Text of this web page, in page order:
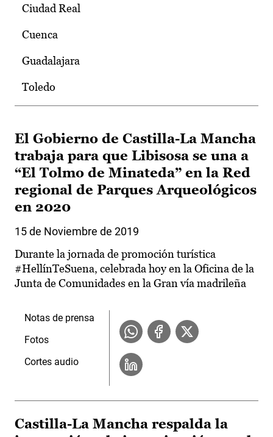
Ciudad Real
Cuenca
Guadalajara
Toledo
El Gobierno de Castilla-La Mancha
trabaja para que Libisosa se una a
“El Tolmo de Minateda” en la Red
regional de Parques Arqueológicos
en 2020
15 de Noviembre de 2019
Durante la jornada de promoción turística
#HellínTeSuena, celebrada hoy en la Oficina de la
Junta de Comunidades en la Gran vía madrileña
Notas de prensa
Fotos
Cortes audio
Castilla-La Mancha respalda la